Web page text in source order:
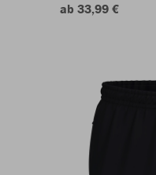
ab 33,99 €